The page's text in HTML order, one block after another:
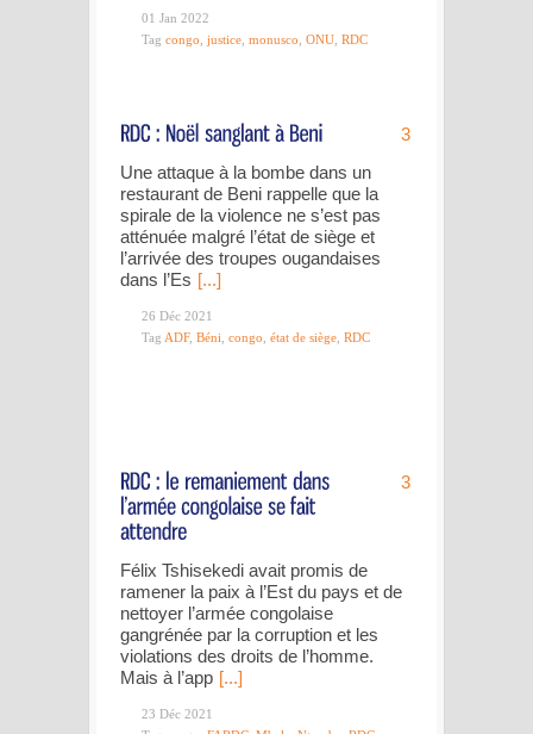
01 Jan 2022
Tag congo, justice, monusco, ONU, RDC
3
Une attaque à la bombe dans un
restaurant de Beni rappelle que la
spirale de la violence ne s’est pas
atténuée malgré l’état de siège et
l’arrivée des troupes ougandaises
dans l’Es [...]
26 Déc 2021
Tag ADF, Béni congo état de siège RDC
3
Félix Tshisekedi avait promis de
ramener la paix à l’Est du pays et de
nettoyer l’armée congolaise
gangrénée par la corruption et les
violations des droits de l’homme.
Mais à l’app [...]
23 Déc 2021